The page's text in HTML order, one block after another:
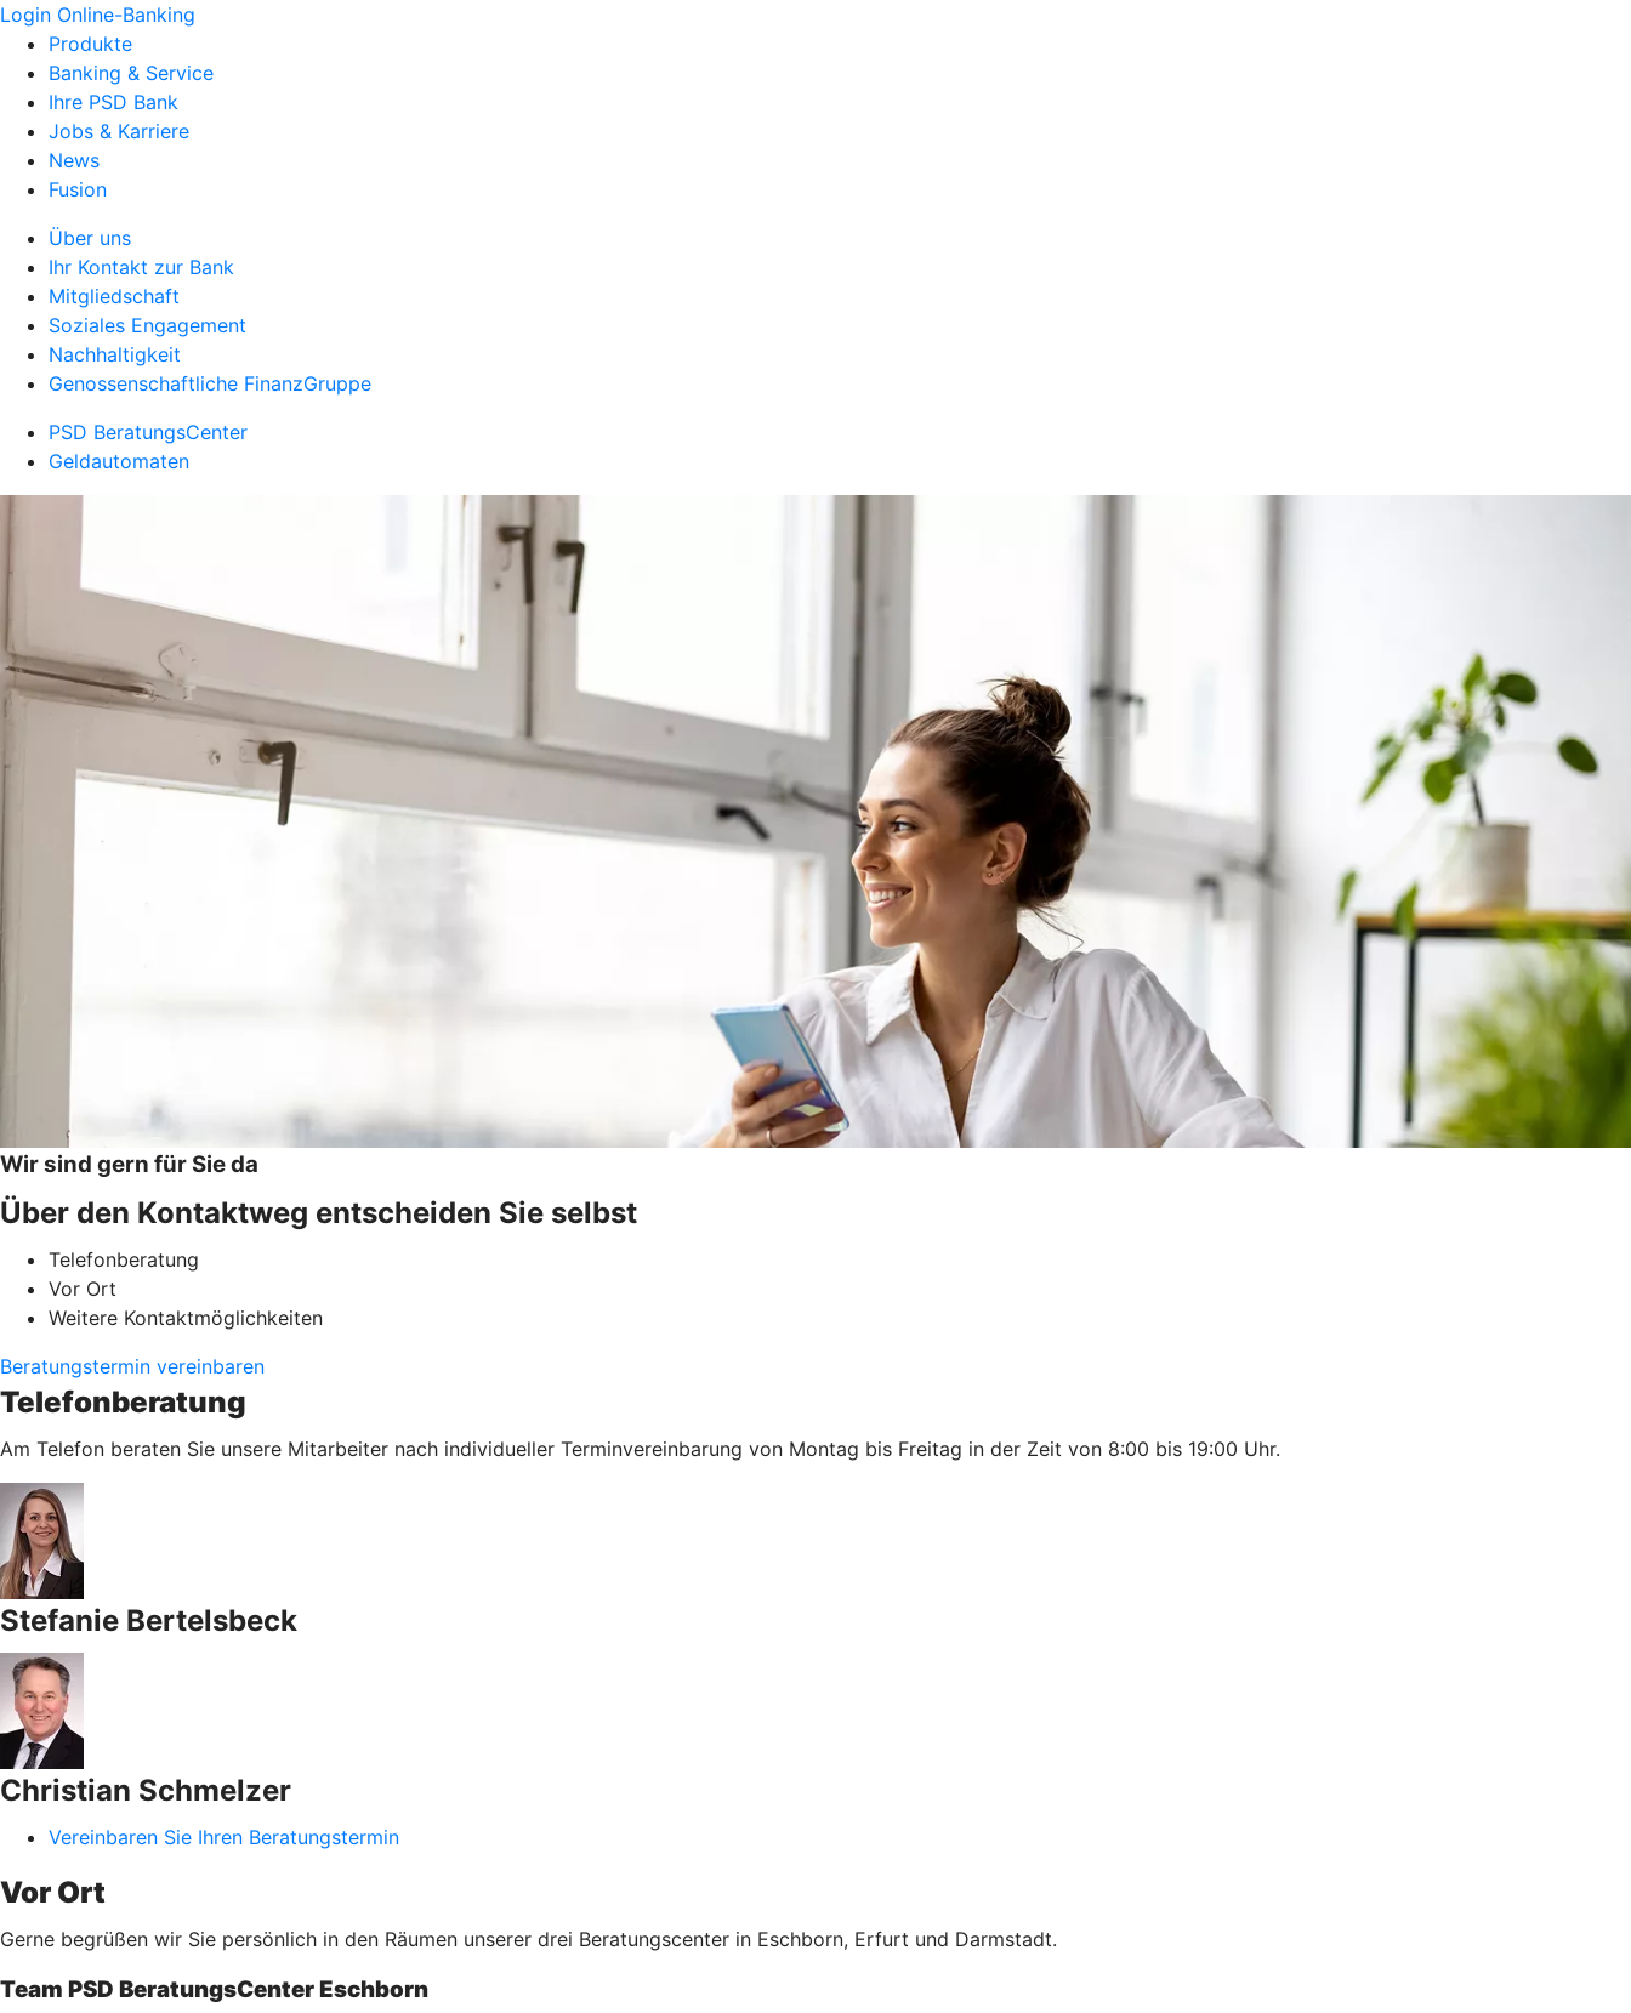
Login Online-Banking
Produkte
Banking & Service
Ihre PSD Bank
Jobs & Karriere
News
Fusion
Über uns
Ihr Kontakt zur Bank
Mitgliedschaft
Soziales Engagement
Nachhaltigkeit
Genossenschaftliche FinanzGruppe
PSD BeratungsCenter
Geldautomaten
Wir sind gern für Sie da
Über den Kontaktweg entscheiden Sie selbst
Telefonberatung
Vor Ort
Weitere Kontaktmöglichkeiten
Beratungstermin vereinbaren
Telefonberatung
Am Telefon beraten Sie unsere Mitarbeiter nach individueller Terminvereinbarung von Montag bis Freitag in der Zeit von 8:00 bis 19:00 Uhr.
Stefanie Bertelsbeck
Christian Schmelzer
Vereinbaren Sie Ihren Beratungstermin
Vor Ort
Gerne begrüßen wir Sie persönlich in den Räumen unserer drei Beratungscenter in Eschborn, Erfurt und Darmstadt.
Team PSD BeratungsCenter Eschborn